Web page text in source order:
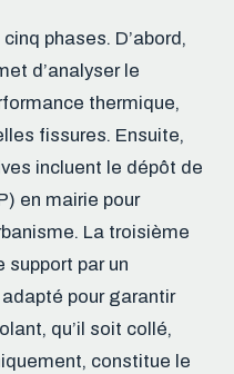
phases. D’abord,
d’analyser le
thermique,
fissures. Ensuite,
incluent le dépôt de
en mairie pour
La troisième
support par un
pour garantir
qu’il soit collé,
constitue le